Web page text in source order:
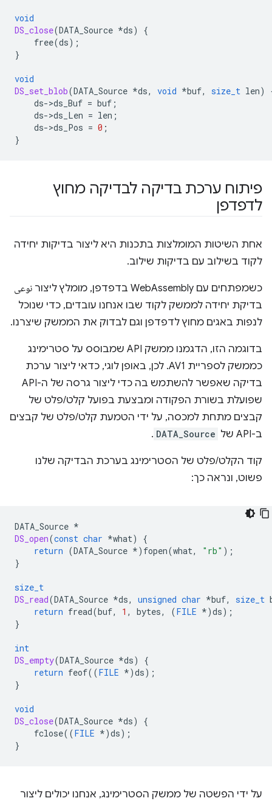
void
DS_close(DATA_Source *ds)
{
free(ds);
}
void
DS_set_blob(DATA_Source *ds, void *buf, size_t len)
ds->ds_Buf = buf ;
ds->ds_Len = len ;
ds->ds_Pos = 0 ;
}
פיתוח ערכת בדיקה לבדיקה מחוץ
לדפדפן
אחת השיטות המומלצות בתכנות היא ליצור בדיקות יחידה
לקוד בשילוב עם בדיקות שילוב.
כשמפתחים עם WebAssembly בדפדפן, מומלץ ליצור نوعی
בדיקת יחידה לממשק לקוד שבו אנחנו עובדים, כדי שנוכל
לנפות באגים מחוץ לדפדפן וגם לבדוק את הממשק שיצרנו.
בדוגמה הזו, הדגמנו ממשק API שמבוסס על סטרימינג
כממשק לספריית AV1. לכן, באופן לוגי, כדאי ליצור ערכת
בדיקה שאפשר להשתמש בה כדי ליצור גרסה של ה-API
שפועלת בשורת הפקודה ומבצעת בפועל קלט/פלט של
קבצים מתחת למכסה, על ידי הטמעת קלט/פלט של קבצים
ב-API של
DATA_Source
.
קוד הקלט/פלט של הסטרימינג בערכת הבדיקה שלנו
פשוט, ונראה כך:
DATA_Source *
DS_open(const char *what)
{
return (DATA_Source *) fopen(what, "rb" );
}
size_t
DS_read(DATA_Source *ds, unsigned char *buf, size_t
return fread(buf, 1 , bytes, (FILE *)ds);
}
int
DS_empty(DATA_Source *ds)
{
return feof((FILE *)ds);
}
void
DS_close(DATA_Source *ds)
{
fclose((FILE *)ds);
}
על ידי הפשטה של ממשק הסטרימינג, אנחנו יכולים ליצור